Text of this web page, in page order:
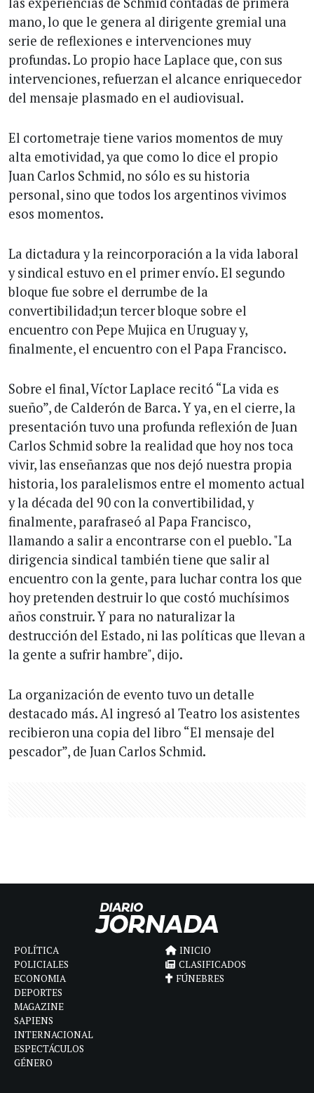
mano, lo que le genera al dirigente gremial una
serie de reflexiones e intervenciones muy
profundas. Lo propio hace Laplace que, con sus
intervenciones, refuerzan el alcance enriquecedor
del mensaje plasmado en el audiovisual.
El cortometraje tiene varios momentos de muy
alta emotividad, ya que como lo dice el propio
Juan Carlos Schmid, no sólo es su historia
personal, sino que todos los argentinos vivimos
esos momentos.
La dictadura y la reincorporación a la vida laboral
y sindical estuvo en el primer envío. El segundo
bloque fue sobre el derrumbe de la
convertibilidad;un tercer bloque sobre el
encuentro con Pepe Mujica en Uruguay y,
finalmente, el encuentro con el Papa Francisco.
Sobre el final, Víctor Laplace recitó “La vida es
sueño”, de Calderón de Barca. Y ya, en el cierre, la
presentación tuvo una profunda reflexión de Juan
Carlos Schmid sobre la realidad que hoy nos toca
vivir, las enseñanzas que nos dejó nuestra propia
historia, los paralelismos entre el momento actual
y la década del 90 con la convertibilidad, y
finalmente, parafraseó al Papa Francisco,
llamando a salir a encontrarse con el pueblo. "La
dirigencia sindical también tiene que salir al
encuentro con la gente, para luchar contra los que
hoy pretenden destruir lo que costó muchísimos
años construir. Y para no naturalizar la
destrucción del Estado, ni las políticas que llevan a
la gente a sufrir hambre", dijo.
La organización de evento tuvo un detalle
destacado más. Al ingresó al Teatro los asistentes
recibieron una copia del libro “El mensaje del
pescador”, de Juan Carlos Schmid.
POLÍTICA
POLICIALES
ECONOMIA
DEPORTES
MAGAZINE
SAPIENS
INTERNACIONAL
ESPECTÁCULOS
GÉNERO
INICIO
CLASIFICADOS
FÚNEBRES